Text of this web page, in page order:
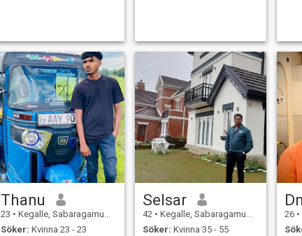
Thanu
23 • Kegalle, Sabaragamuwa, Sri Lanka
Söker: Kvinna 23 - 23
Selsar
42 • Kegalle, Sabaragamuwa, Sri Lanka
Söker: Kvinna 35 - 55
26 •